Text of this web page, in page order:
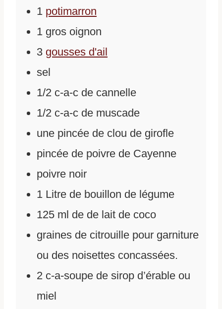
1 potimarron
1 gros oignon
3 gousses d'ail
sel
1/2 c-a-c de cannelle
1/2 c-a-c de muscade
une pincée de clou de girofle
pincée de poivre de Cayenne
poivre noir
1 Litre de bouillon de légume
125 ml de de lait de coco
graines de citrouille pour garniture
ou des noisettes concassées.
2 c-a-soupe de sirop d’érable ou
miel